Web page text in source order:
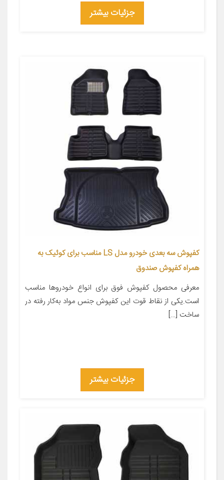
جزئیات بیشتر
کفپوش سه بعدی خودرو مدل LS مناسب برای کوئیک به
همراه کفپوش صندوق
معرفی محصول کفپوش فوق برای انواع خودروها مناسب
است.یکی از نقاط قوت این کفپوش جنس مواد به‌کار رفته در
ساخت […]
جزئیات بیشتر